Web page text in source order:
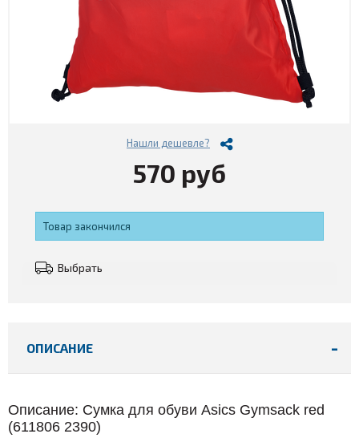
Нашли дешевле?
570 руб
Товар закончился
Выбрать
ОПИСАНИЕ
Описание: Сумка для обуви Asics Gymsack red
(611806 2390)